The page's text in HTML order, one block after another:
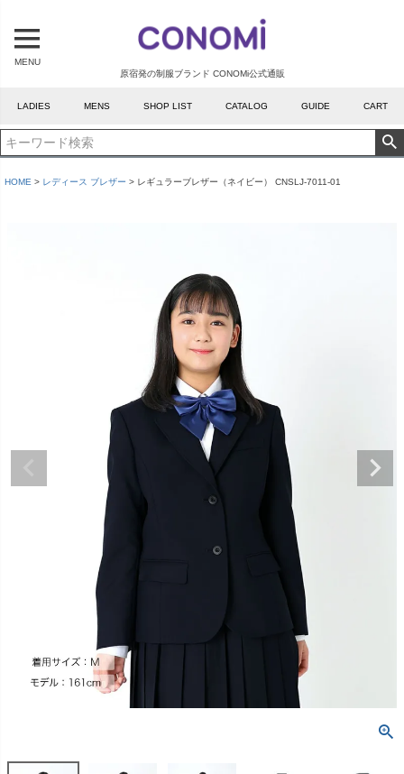
原宿発の制服ブランド CONOMi公式通販
MENU
LADIES MENS SHOP LIST CATALOG GUIDE CART
HOME レディース ブレザー レギュラーブレザー（ネイビー） CNSLJ-7011-01